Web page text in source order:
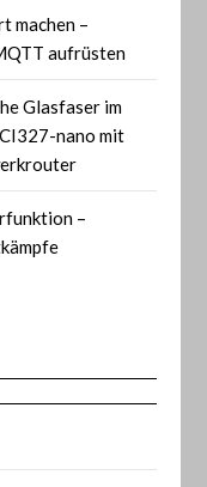
machen –
aufrüsten
Glasfaser im
nano mit
–